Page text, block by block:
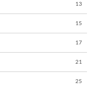
13
15
17
21
25